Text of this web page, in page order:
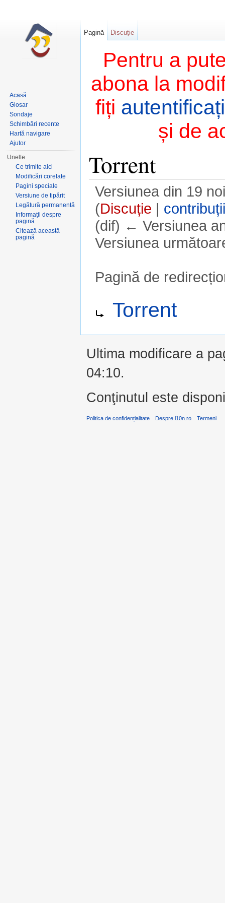
Pentru a
abona la
fiți autentificați
și de
Torrent
Versiunea din 19
(Discuție | contribuții
(dif) ← Versiunea
Versiunea
Pagină de
Torrent
Pagină Discuție
Acasă
Glosar
Sondaje
Schimbări recente
Hartă navigare
Ajutor
Unelte
Ce trimite aici
Modificări corelate
Pagini speciale
Versiune de tipărit
Legătură permanentă
Informații despre
pagină
Citează această
pagină
Ultima modificare a
04:10.
Conţinutul este
Politica de confidențialitate Despre l10n.ro Termeni